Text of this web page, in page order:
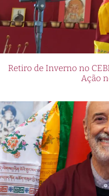
Retiro de Inverno no
Ação